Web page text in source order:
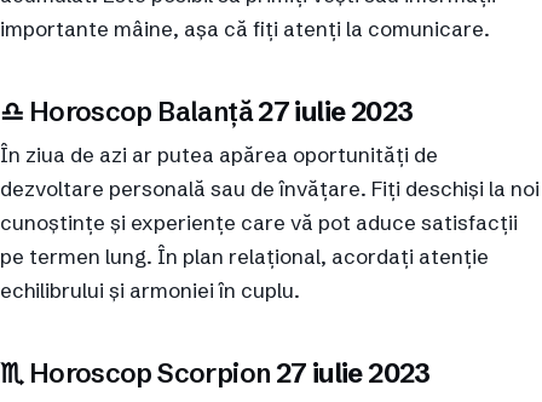
importante mâine, așa că fiți atenți la comunicare.
♎︎ Horoscop Balanță27 iulie 2023
În ziua de azi ar putea apărea oportunități de
dezvoltare personală sau de învățare. Fiți deschiși la noi
cunoștințe și experiențe care vă pot aduce satisfacții
pe termen lung. În plan relațional, acordați atenție
echilibrului și armoniei în cuplu.
♏︎ Horoscop Scorpion 27 iulie 2023